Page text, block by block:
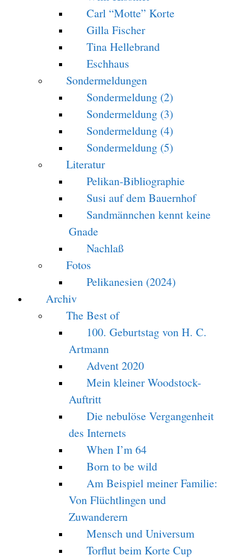
Carl “Motte” Korte
Gilla Fischer
Tina Hellebrand
Eschhaus
Sondermeldungen
Sondermeldung (2)
Sondermeldung (3)
Sondermeldung (4)
Sondermeldung (5)
Literatur
Pelikan-Bibliographie
Susi auf dem Bauernhof
Sandmännchen kennt keine
Gnade
Nachlaß
Fotos
Pelikanesien (2024)
Archiv
The Best of
100. Geburtstag von H. C.
Artmann
Advent 2020
Mein kleiner Woodstock-
Auftritt
Die nebulöse Vergangenheit
des Internets
When I’m 64
Born to be wild
Am Beispiel meiner Familie:
Von Flüchtlingen und
Zuwanderern
Mensch und Universum
Torflut beim Korte Cup